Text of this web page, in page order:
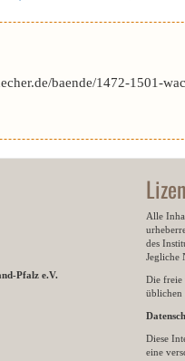
baende/1472-1501-
Pfalz e.V.
Alle
des
Jegliche
Die freie
üblichen
Diese
eine